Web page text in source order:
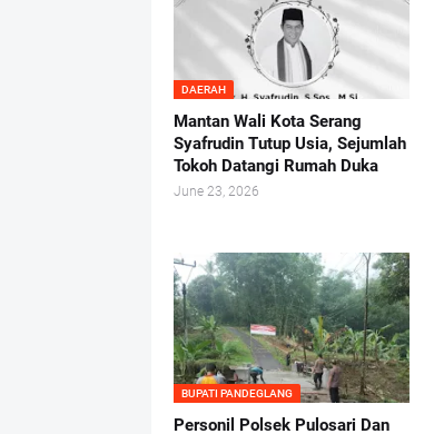
DAERAH
Mantan Wali Kota Serang
Syafrudin Tutup Usia, Sejumlah
Tokoh Datangi Rumah Duka
June 23, 2026
BUPATI PANDEGLANG
Personil Polsek Pulosari Dan